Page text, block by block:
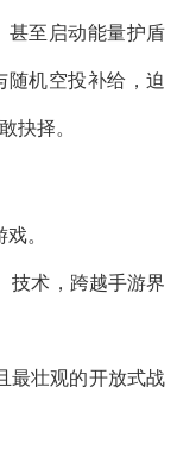
甚至启动能量护盾
随机空投补给，迫
抉择。
。
技术，跨越手游界
最壮观的开放式战